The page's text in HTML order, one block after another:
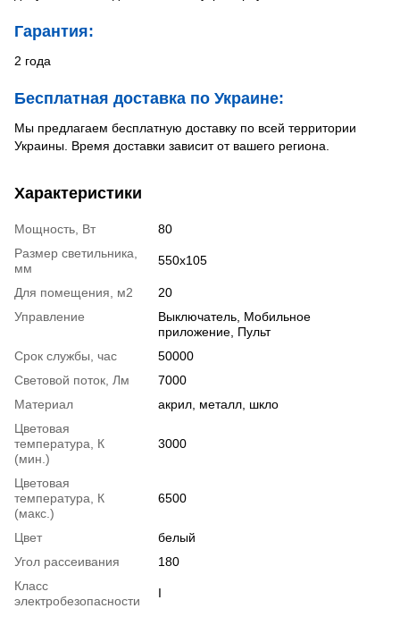
Гарантия:
2 года
Бесплатная доставка по Украине:
Мы предлагаем бесплатную доставку по всей территории
Украины. Время доставки зависит от вашего региона.
Характеристики
Мощность, Вт
80
Размер светильника,
мм
550x105
Для помещения, м2
20
Управление
Выключатель, Мобильное
приложение, Пульт
Срок службы, час
50000
Световой поток, Лм
7000
Материал
акрил, металл, шкло
Цветовая
температура, К
(мин.)
3000
Цветовая
температура, К
(макс.)
6500
Цвет
белый
Угол рассеивания
180
Класс
электробезопасности
І